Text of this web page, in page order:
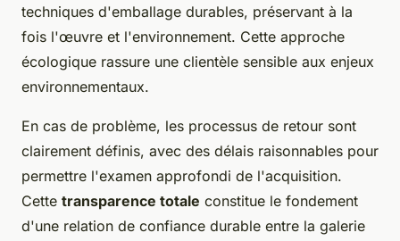
techniques d'emballage durables, préservant à la
fois l'œuvre et l'environnement. Cette approche
écologique rassure une clientèle sensible aux enjeux
environnementaux.
En cas de problème, les processus de retour sont
clairement définis, avec des délais raisonnables pour
permettre l'examen approfondi de l'acquisition.
Cette transparence totale constitue le fondement
d'une relation de confiance durable entre la galerie